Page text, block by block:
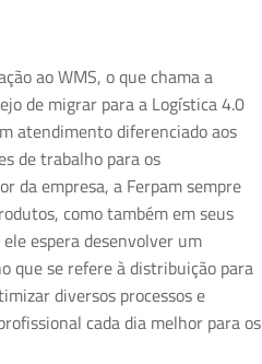
ao WMS, o que chama a
de migrar para a Logística 4.0
atendimento diferenciado aos
de trabalho para os
da empresa, a Ferpam sempre
como também em seus
espera desenvolver um
que se refere à distribuição para
diversos processos e
cada dia melhor para os